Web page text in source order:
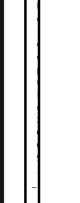
h
e
f
d
e
p
u
i
s
2
0
0
9
.